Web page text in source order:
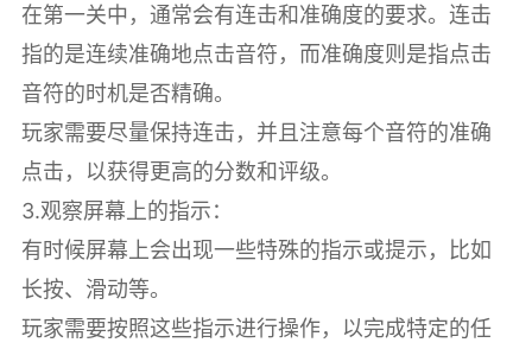
在第一关中，通常会有连击和准确度的要求。连击
指的是连续准确地点击音符，而准确度则是指点击
音符的时机是否精确。
玩家需要尽量保持连击，并且注意每个音符的准确
点击，以获得更高的分数和评级。
3.观察屏幕上的指示：
有时候屏幕上会出现一些特殊的指示或提示，比如
长按、滑动等。
玩家需要按照这些指示进行操作，以完成特定的任